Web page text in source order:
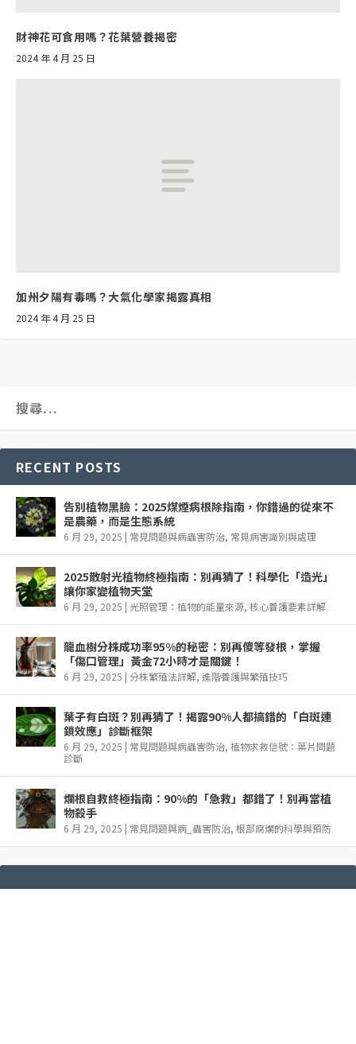
財神花可食用嗎？花葉營養揭密
2024 年 4 月 25 日
加州夕陽有毒嗎？大氣化學家揭露真相
2024 年 4 月 25 日
RECENT POSTS
告別植物黑臉：2025煤煙病根除指南，你錯過的從來不
是農藥，而是生態系統
6 月 29, 2025 | 常見問題與病蟲害防治, 常見病害識別與處理
2025散射光植物終極指南：別再猜了！科學化「造光」
讓你家變植物天堂
6 月 29, 2025 | 光照管理：植物的能量來源, 核心養護要素詳解
龍血樹分株成功率95%的秘密：別再傻等發根，掌握
「傷口管理」黃金72小時才是關鍵！
6 月 29, 2025 | 分株繁殖法詳解, 進階養護與繁殖技巧
葉子有白斑？別再猜了！揭露90%人都搞錯的「白斑連
鎖效應」診斷框架
6 月 29, 2025 | 常見問題與病蟲害防治, 植物求救信號：葉片問題
診斷
爛根自救終極指南：90%的「急救」都錯了！別再當植
物殺手
6 月 29, 2025 | 常見問題與病_蟲害防治, 根部腐爛的科學與預防